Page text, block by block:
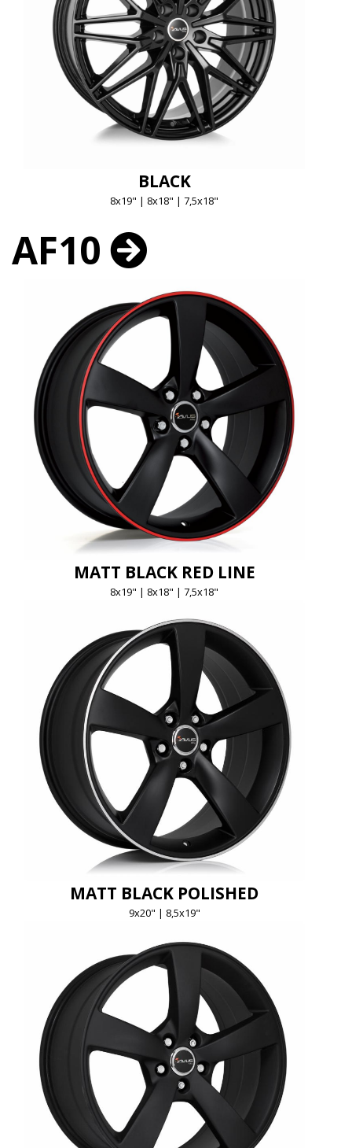
BLACK
8x19" | 8x18" | 7,5x18"
AF10
MATT BLACK RED LINE
8x19" | 8x18" | 7,5x18"
MATT BLACK POLISHED
9x20" | 8,5x19"